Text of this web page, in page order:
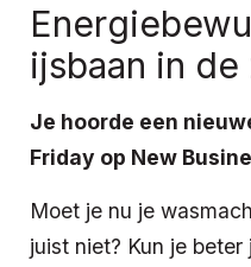
ijsbaan in de
Je hoorde een
Friday op New
Moet je nu je
juist niet? Kun je